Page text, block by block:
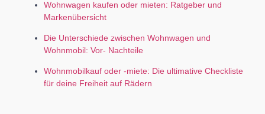
Wohnwagen kaufen oder mieten: Ratgeber und
Markenübersicht
Die Unterschiede zwischen Wohnwagen und
Wohnmobil: Vor- Nachteile
Wohnmobilkauf oder -miete: Die ultimative Checkliste
für deine Freiheit auf Rädern